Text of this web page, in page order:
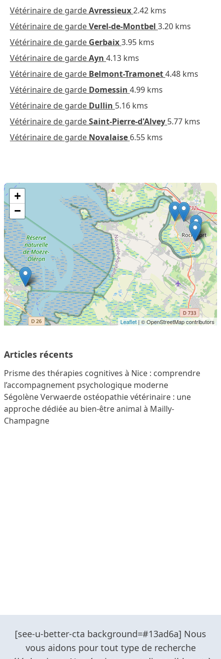
Vétérinaire de gardeAvressieux2.42 kms
Vétérinaire de gardeVerel-de-Montbel 3.20 kms
Vétérinaire de garde Gerbaix3.95 kms
Vétérinaire de gardeAyn 4.13 kms
Vétérinaire de garde Belmont-Tramonet4.48 kms
Vétérinaire de garde Domessin 4.99 kms
Vétérinaire de garde Dullin 5.16 kms
Vétérinaire de gardeSaint-Pierre-d'Alvey 5.77 kms
Vétérinaire de garde Novalaise 6.55 kms
+
−
Leaflet| © OpenStreetMap contributors
Articles récents
Prisme des thérapies cognitives à Nice : comprendre
l’accompagnement psychologique moderne
Ségolène Verwaerde ostéopathie vétérinaire : une
approche dédiée au bien-être animal à Mailly-
Champagne